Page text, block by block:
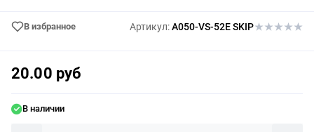
В избранное Артикул:A050-VS-52E SKIP
20.00 руб
В наличии